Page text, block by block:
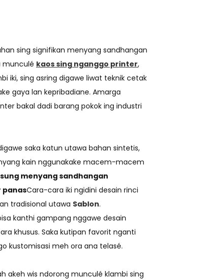
sing signifikan menyang sandhangan
munculé kaos sing nganggo printer,
iki, sing asring digawe liwat teknik cetak
gaya lan kepribadiane. Amarga
bakal dadi barang pokok ing industri
saka katun utawa bahan sintetis,
kain nggunakake macem-macem
menyang sandhangan
Cara-cara iki ngidini desain rinci
tradisional utawa Sablon.
kanthi gampang nggawe desain
khusus. Saka kutipan favorit nganti
kustomisasi meh ora ana telasé.
akeh wis ndorong munculé klambi sing